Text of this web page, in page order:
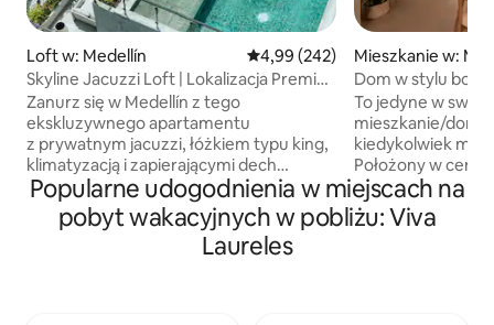
Loft w: Medellín Średnia ocena: 4,99 na 5, liczba
4,99 (242)
Skyline Jacuzzi Loft | Lokalizacja Premier
Provenza
Zanurz się w Medellín z tego
ekskluzywnego apartamentu
z prywatnym jacuzzi, łóżkiem typu king,
klimatyzacją i zapierającymi dech
w piersiach widokami na miasto – to
najlepsze miejsce na wypoczynek, pełne
elegancji, komfortu i tętniącego życiem
nocnego życia. Położony w El Poblado,
Mieszkanie w:
Dom w stylu
i tarasem na
To jedyne w
mieszkanie/dom
kiedykolwiek
Położony w
wszystkich
jedzenia i
Apartament
Popularne udogodnienia w miejscach na
pobyt wakacyjnych w pobliżu: Viva
Laureles